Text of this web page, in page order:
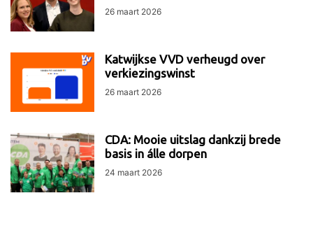
26 maart 2026
Katwijkse VVD verheugd over
verkiezingswinst
26 maart 2026
CDA: Mooie uitslag dankzij brede
basis in álle dorpen
24 maart 2026